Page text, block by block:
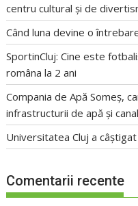
centru cultural și de
Când luna devine o
SportinCluj: Cine este
româna la 2 ani
Compania de Apă Someș,
infrastructurii de apă și
Universitatea Cluj a
Comentarii recente